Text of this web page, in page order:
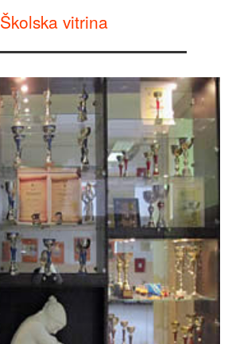
Školska vitrina